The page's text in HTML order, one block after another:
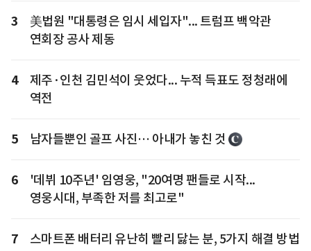
3
美법원 "대통령은 임시 세입자"... 트럼프 백악관
연회장 공사 제동
4
제주·인천 김민석이 웃었다... 누적 득표도 정청래에
역전
5 남자들뿐인 골프 사진… 아내가 놓친 것
6
'데뷔 10주년' 임영웅, "20여명 팬들로 시작...
영웅시대, 부족한 저를 최고로"
7 스마트폰 배터리 유난히 빨리 닳는 분, 5가지 해결 방법